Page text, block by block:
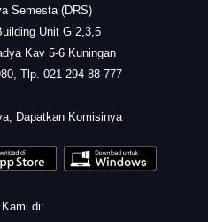
Semesta (DRS)
Unit G 2,3,5
Kav 5-6 Kuningan
Tlp. 021 294 88 777
Dapatkan Komisinya
Kami di: